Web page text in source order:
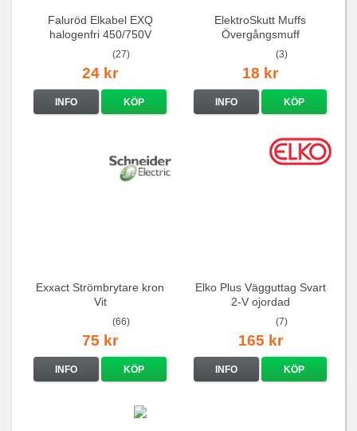
Faluröd Elkabel EXQ
halogenfri 450/750V
(27)
24 kr
INFO KÖP
ElektroSkutt Muffs
Övergångsmuff
(3)
18 kr
INFO KÖP
Exxact Strömbrytare kron
Vit
(66)
75 kr
INFO KÖP
Elko Plus Vägguttag Svart
2-V ojordad
(7)
165 kr
INFO KÖP